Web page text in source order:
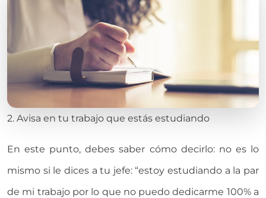
2. Avisa en tu trabajo que estás estudiando
En este punto, debes saber cómo decirlo: no es lo
mismo si le dices a tu jefe: “estoy estudiando a la par
de mi trabajo por lo que no puedo dedicarme 100% a